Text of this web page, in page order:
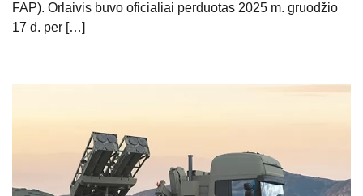
FAP). Orlaivis buvo oficialiai perduotas 2025 m. gruodžio
17 d. per […]